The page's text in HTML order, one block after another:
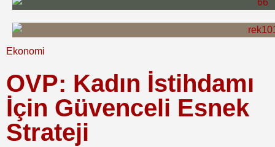
Ekonomi
OVP: Kadın İstihdamı
İçin Güvenceli Esnek
Strateji